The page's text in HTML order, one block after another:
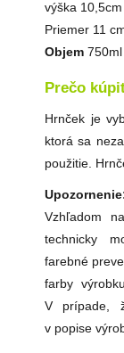
výška 10,5cm
Priemer 11
Objem 750ml
Prečo
Hrnček je
ktorá sa
použitie.
Vzhľadom
technicky
farebné
farby
V prípade,
v popise